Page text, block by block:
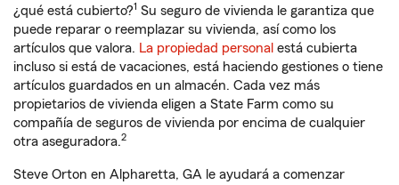
¿qué está cubierto?1 Su seguro de vivienda le garantiza que
puede reparar o reemplazar su vivienda, así como los
artículos que valora. La propiedad personal está cubierta
incluso si está de vacaciones, está haciendo gestiones o tiene
artículos guardados en un almacén. Cada vez más
propietarios de vivienda eligen a State Farm como su
compañía de seguros de vivienda por encima de cualquier
otra aseguradora.2
Steve Orton en Alpharetta, GA le ayudará a comenzar